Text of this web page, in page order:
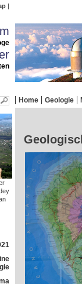
Home Geologie